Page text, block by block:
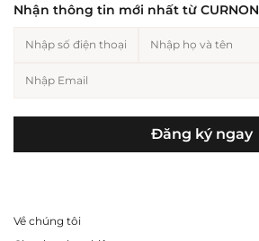
Về chúng tôi
Nhận thông tin mới nhất từ CURNON
Đăng ký ngay